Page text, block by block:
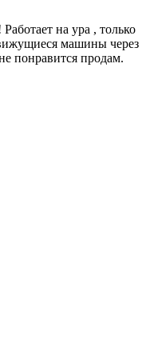
на ура , только
машины через
понравится продам.